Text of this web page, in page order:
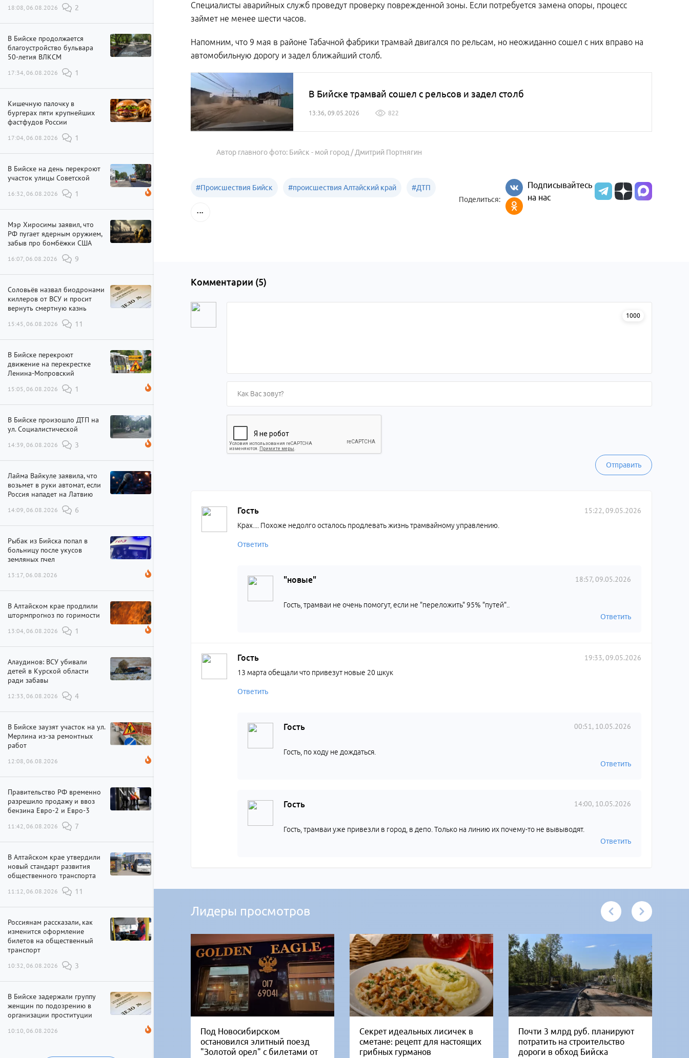
18:08, 06.08.2026 2
В Бийске продолжается
благоустройство бульвара
50-летия ВЛКСМ
17:34, 06.08.2026 1
Кишечную палочку в
бургерах пяти крупнейших
фастфудов России
17:04, 06.08.2026 1
В Бийске на день перекроют
участок улицы Советской
16:32, 06.08.2026 1
Мэр Хиросимы заявил, что
РФ пугает ядерным оружием,
забыв про бомбёжки США
16:07, 06.08.2026 9
Соловьёв назвал биодронами
киллеров от ВСУ и просит
вернуть смертную казнь
15:45, 06.08.2026 11
В Бийске перекроют
движение на перекрестке
Ленина-Мопровский
15:05, 06.08.2026 1
В Бийске произошло ДТП на
ул. Социалистической
14:39, 06.08.2026 3
Лайма Вайкуле заявила, что
возьмет в руки автомат, если
Россия нападет на Латвию
14:09, 06.08.2026 6
Рыбак из Бийска попал в
больницу после укусов
земляных пчел
13:17, 06.08.2026
В Алтайском крае продлили
штормпрогноз по горимости
13:04, 06.08.2026 1
Алаудинов: ВСУ убивали
детей в Курской области
ради забавы
12:33, 06.08.2026 4
В Бийске заузят участок на ул.
Мерлина из-за ремонтных
работ
12:08, 06.08.2026
Правительство РФ временно
разрешило продажу и ввоз
бензина Евро-2 и Евро-3
11:42, 06.08.2026 7
В Алтайском крае утвердили
новый стандарт развития
общественного транспорта
11:12, 06.08.2026 11
Россиянам рассказали, как
изменится оформление
билетов на общественный
транспорт
10:32, 06.08.2026 3
В Бийске задержали группу
женщин по подозрению в
организации проституции
10:10, 06.08.2026
Специалисты аварийных служб проведут проверку поврежденной зоны. Если потребуется замена опоры, процесс
займет не менее шести часов.
Напомним, что 9 мая в районе Табачной фабрики трамвай двигался по рельсам, но неожиданно сошел с них вправо на
автомобильную дорогу и задел ближайший столб.
В Бийске трамвай сошел с рельсов и задел столб
13:36, 09.05.2026 822
Автор главного фото: Бийск - мой город / Дмитрий Портнягин
#Происшествия Бийск #происшествия Алтайский край #ДТП
Поделиться:
Подписывайтесь
на нас
Комментарии (5)
1000
Отправить
Гость 15:22, 09.05.2026
Крах.... Похоже недолго осталось продлевать жизнь трамвайному управлению.
Ответить
"новые" 18:57, 09.05.2026
Гость, трамваи не очень помогут, если не "переложить" 95% "путей"..
Ответить
Гость 19:33, 09.05.2026
13 марта обещали что привезут новые 20 шкук
Ответить
Гость 00:51, 10.05.2026
Гость, по ходу не дождаться.
Ответить
Гость 14:00, 10.05.2026
Гость, трамваи уже привезли в город, в депо. Только на линию их почему-то не вывыводят.
Ответить
Лидеры просмотров
Под Новосибирском
остановился элитный поезд
"Золотой орел" с билетами от
Секрет идеальных лисичек в
сметане: рецепт для настоящих
грибных гурманов
Почти 3 млрд руб. планируют
потратить на строительство
дороги в обход Бийска